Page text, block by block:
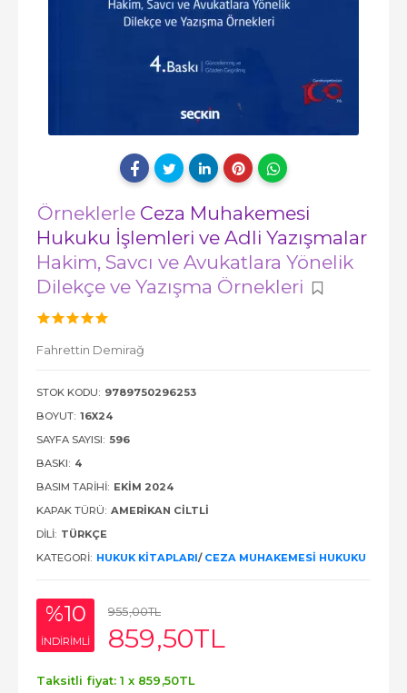
Örneklerle Ceza Muhakemesi
Hukuku İşlemleri ve Adli Yazışmalar
Hakim, Savcı ve Avukatlara Yönelik
Dilekçe ve Yazışma Örnekleri
Fahrettin Demirağ
STOK KODU: 9789750296253
BOYUT: 16X24
SAYFA SAYISI: 596
BASKI: 4
BASIM TARIHI: EKIM 2024
KAPAK TÜRÜ: AMERIKAN CILTLI
DILI: TÜRKÇE
KATEGORI: HUKUK KITAPLARI/ CEZA MUHAKEMESI HUKUKU
%10
INDIRIMLI
955,00TL
859,50TL
Taksitli fiyat: 1 x 859 ,50TL